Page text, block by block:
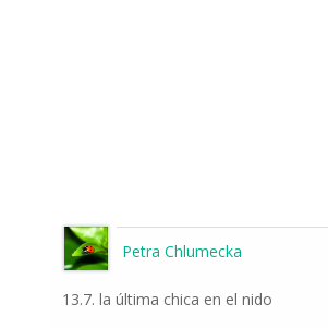
Petra Chlumecka
13.7. la última chica en el nido